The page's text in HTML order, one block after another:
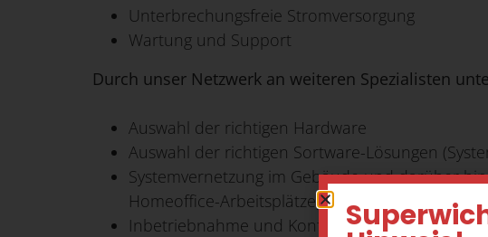
Unterbrechungsfreie Stromversorgung
Wartung und Support
Durch unser Netzwerk an weiteren Spezialisten
Auswahl der richtigen Hardware
Auswahl der richtigen Sortware-Lösungen
Systemvernetzung im Gebäude und darüber
Homeoffice-Arbeitsplätze)
Inbetriebnahme und Konfiguration aller Geräte